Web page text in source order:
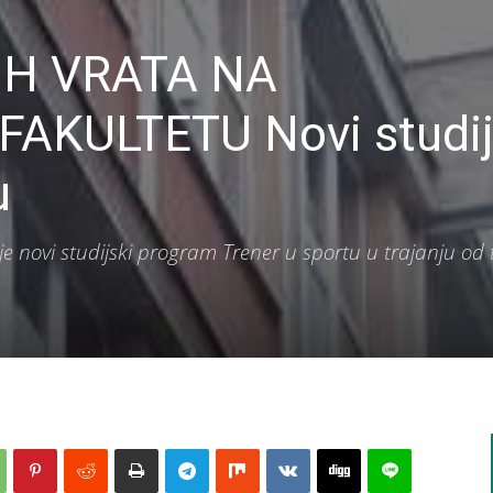
VRATA NA
Novi
novi studijski program Trener u sportu u trajanju